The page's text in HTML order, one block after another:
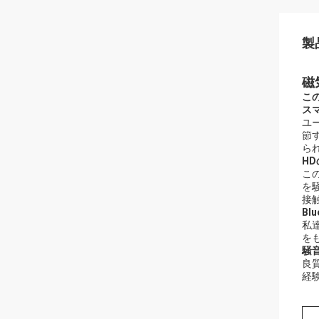
製
磁
こ
ス
ユ
節
ら
こ
を
接
私
を
騒
良
経